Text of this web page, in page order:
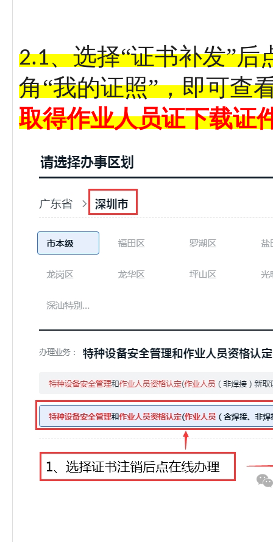
2.1、选择“证书补发”
角“我的证照”，即可查
取得作业人员证下载证